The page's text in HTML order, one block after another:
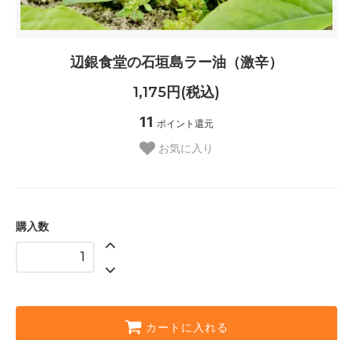
辺銀食堂の石垣島ラー油（激辛）
1,175円(税込)
11 ポイント還元
お気に入り
購入数
カートに入れる